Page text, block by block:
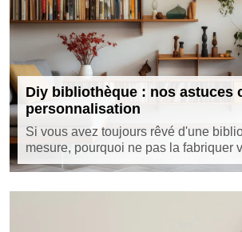
Diy bibliothèque : nos astuces
personnalisation
Si vous avez toujours rêvé d'une
mesure, pourquoi ne pas la fabriquer